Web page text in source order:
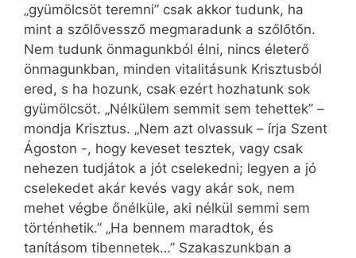
„gyümölcsöt teremni” csak akkor tudunk, ha
mint a szőlővessző megmaradunk a szőlőtőn.
Nem tudunk önmagunkból élni, nincs életerő
önmagunkban, minden vitalitásunk Krisztusból
ered, s ha hozunk, csak ezért hozhatunk sok
gyümölcsöt. „Nélkülem semmit sem tehettek” –
mondja Krisztus. „Nem azt olvassuk – írja Szent
Ágoston -, hogy keveset tesztek, vagy csak
nehezen tudjátok a jót cselekedni; legyen a jó
cselekedet akár kevés vagy akár sok, nem
mehet végbe őnélküle, aki nélkül semmi sem
történhetik.” „Ha bennem maradtok, és
tanításom tibennetek…” Szakaszunkban a